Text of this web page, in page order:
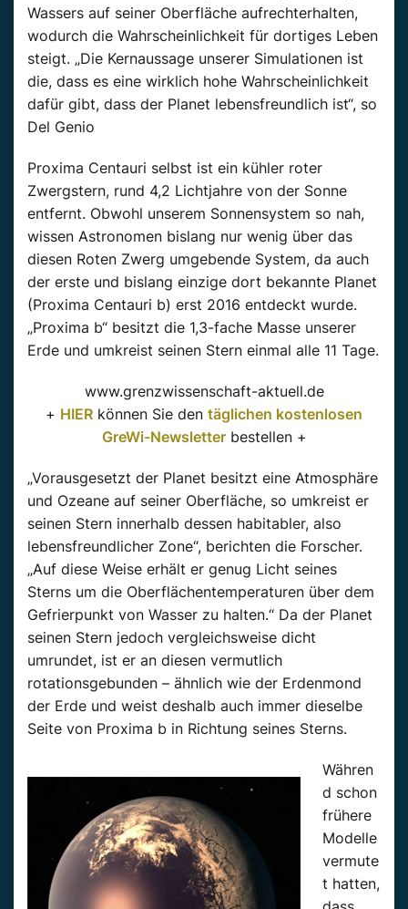
Wassers auf seiner Oberfläche aufrechterhalten,
wodurch die Wahrscheinlichkeit für dortiges Leben
steigt. „Die Kernaussage unserer Simulationen ist
die, dass es eine wirklich hohe Wahrscheinlichkeit
dafür gibt, dass der Planet lebensfreundlich ist“, so
Del Genio
Proxima Centauri selbst ist ein kühler roter
Zwergstern, rund 4,2 Lichtjahre von der Sonne
entfernt. Obwohl unserem Sonnensystem so nah,
wissen Astronomen bislang nur wenig über das
diesen Roten Zwerg umgebende System, da auch
der erste und bislang einzige dort bekannte Planet
(Proxima Centauri b) erst 2016 entdeckt wurde.
„Proxima b“ besitzt die 1,3-fache Masse unserer
Erde und umkreist seinen Stern einmal alle 11 Tage.
www.grenzwissenschaft-aktuell.de
+ HIER können Sie den täglichen kostenlosen
GreWi-Newsletterbestellen +
„Vorausgesetzt der Planet besitzt eine Atmosphäre
und Ozeane auf seiner Oberfläche, so umkreist er
seinen Stern innerhalb dessen habitabler, also
lebensfreundlicher Zone“, berichten die Forscher.
„Auf diese Weise erhält er genug Licht seines
Sterns um die Oberflächentemperaturen über dem
Gefrierpunkt von Wasser zu halten.“ Da der Planet
seinen Stern jedoch vergleichsweise dicht
umrundet, ist er an diesen vermutlich
rotationsgebunden – ähnlich wie der Erdenmond
der Erde und weist deshalb auch immer dieselbe
Seite von Proxima b in Richtung seines Sterns.
Währen
d schon
frühere
Modelle
vermute
t hatten,